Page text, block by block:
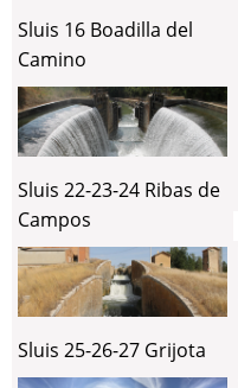
Sluis 16 Boadilla del
Camino
Sluis 22-23-24 Ribas de
Campos
Sluis 25-26-27 Grijota